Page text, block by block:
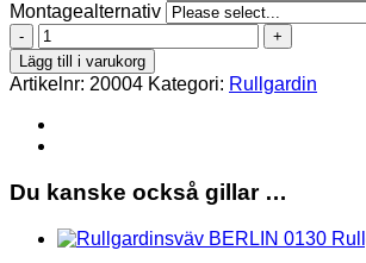
Montagealternativ
BERLIN-
0130
Rullgardin
mängd
Lägg till i varukorg
Artikelnr: 20004 Kategori: Rullgardin
Du kanske också gillar …